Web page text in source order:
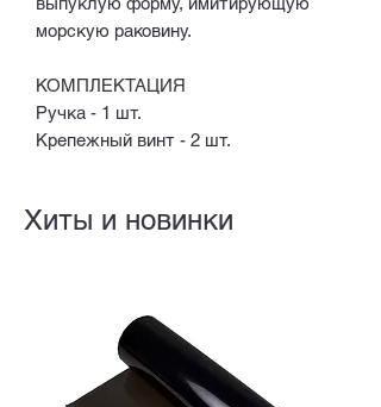
морскую раковину.
КОМПЛЕКТАЦИЯ
Ручка - 1 шт.
Крепежный винт - 2 шт.
Хиты и новинки